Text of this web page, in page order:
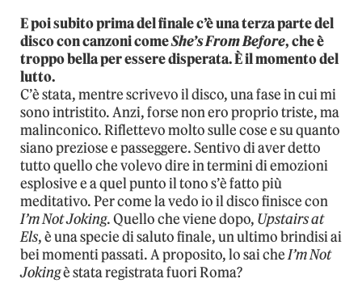
E poi subito prima del finale c’è una terza parte del
disco con canzoni comeShe’s From Before, che è
troppo bella per essere disperata. È il momento del
lutto.
C’è stata, mentre scrivevo il disco, una fase in cui mi
sono intristito. Anzi, forse non ero proprio triste, ma
malinconico. Riflettevo molto sulle cose e su quanto
siano preziose e passeggere. Sentivo di aver detto
tutto quello che volevo dire in termini di emozioni
esplosive e a quel punto il tono s’è fatto più
meditativo. Per come la vedo io il disco finisce con
I’m Not Joking. Quello che viene dopo, Upstairs at
Els, è una specie di saluto finale, un ultimo brindisi ai
bei momenti passati. A proposito, lo sai cheI’m Not
Jokingè stata registrata fuori Roma?